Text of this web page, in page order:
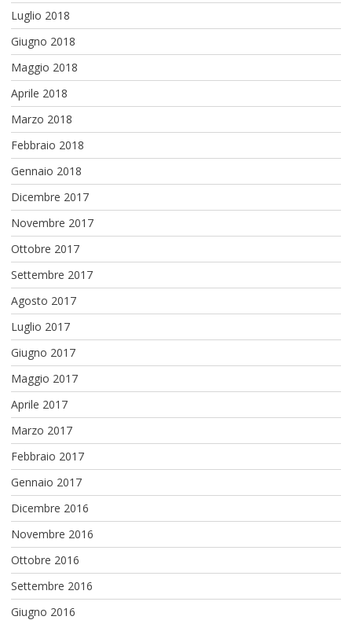
Luglio 2018
Giugno 2018
Maggio 2018
Aprile 2018
Marzo 2018
Febbraio 2018
Gennaio 2018
Dicembre 2017
Novembre 2017
Ottobre 2017
Settembre 2017
Agosto 2017
Luglio 2017
Giugno 2017
Maggio 2017
Aprile 2017
Marzo 2017
Febbraio 2017
Gennaio 2017
Dicembre 2016
Novembre 2016
Ottobre 2016
Settembre 2016
Giugno 2016